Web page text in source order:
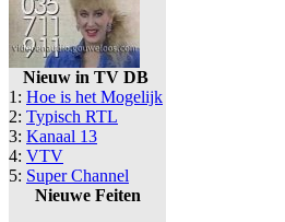
Nieuw in TV DB
1: Hoe is het Mogelijk
2: Typisch RTL
3: Kanaal 13
4: VTV
5: Super Channel
Nieuwe Feiten